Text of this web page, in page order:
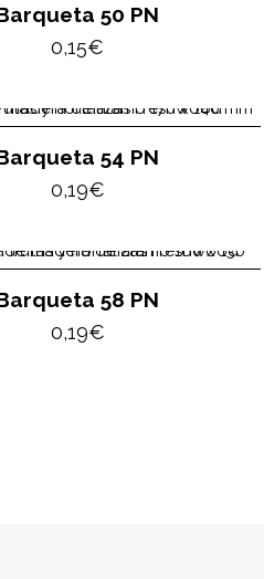
50 PN
0,15€
54 PN
0,19€
58 PN
0,19€